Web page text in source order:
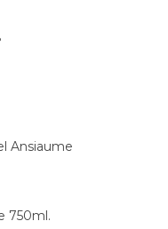
Ansiaume
750ml.